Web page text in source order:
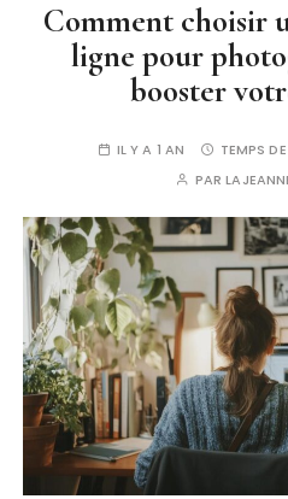
Comment choisir
ligne pour
booster
IL Y A 1 AN TEMPS
PAR